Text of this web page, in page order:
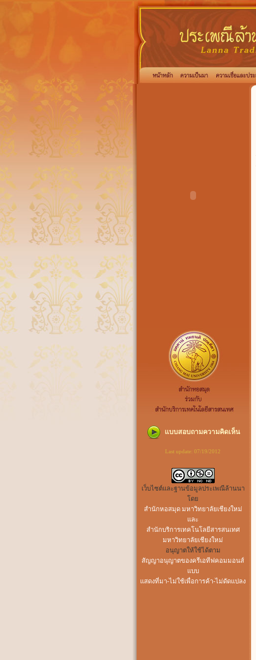
แบบสอบถามความคิดเห็น
Last update: 07/19/2012
เว็บไซต์และฐานข้อมูลประเพณีล้านนา
โดย
สำนักหอสมุด มหาวิทยาลัยเชียงใหม่
และ
สำนักบริการเทคโนโลยีสารสนเทศ
มหาวิทยาลัยเชียงใหม่
อนุญาตให้ใช้ได้ตาม
สัญญาอนุญาตของครีเอทีฟคอมมอนส์
แบบ
แสดงที่มา-ไม่ใช้เพื่อการค้า-ไม่ดัดแปลง